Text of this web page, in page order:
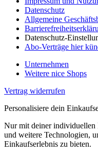
Datenschutz
Allgemeine
Datenschutz-
Abo-Verträge hier
Unternehmen
Weitere nice Shops
Vertrag widerrufen
Personalisiere dein
Nur mit deiner
und weitere Technologien,
Einkaufserlebnis zu bieten.